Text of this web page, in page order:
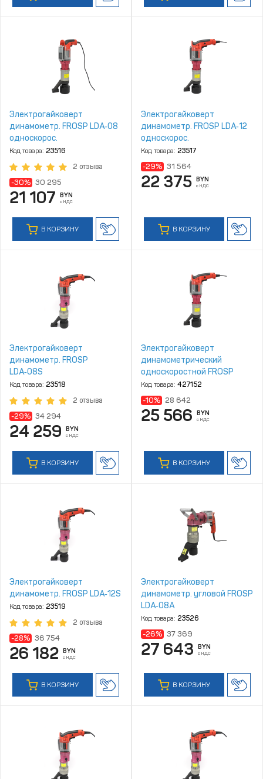
Электрогайковерт
динамометр. FROSP LDA‑08
односкорос.
Код товара: 23516
2 отзыва
-30% 30 295
21 107 BYN
с НДС
В КОРЗИНУ
Электрогайковерт
динамометр. FROSP LDA‑12
односкорос.
Код товара: 23517
-29% 31 564
22 375 BYN
с НДС
В КОРЗИНУ
Электрогайковерт
динамометр. FROSP
LDA‑08S
Код товара: 23518
2 отзыва
-29% 34 294
24 259 BYN
с НДС
В КОРЗИНУ
Электрогайковерт
динамометрический
односкоростной FROSP
LDA‑15
Код товара: 427152
-10% 28 642
25 566 BYN
с НДС
В КОРЗИНУ
Электрогайковерт
динамометр. FROSP LDA‑12S
Код товара: 23519
2 отзыва
-28% 36 754
26 182 BYN
с НДС
В КОРЗИНУ
Электрогайковерт
динамометр. угловой FROSP
LDA‑08A
Код товара: 23526
-26% 37 369
27 643 BYN
с НДС
В КОРЗИНУ